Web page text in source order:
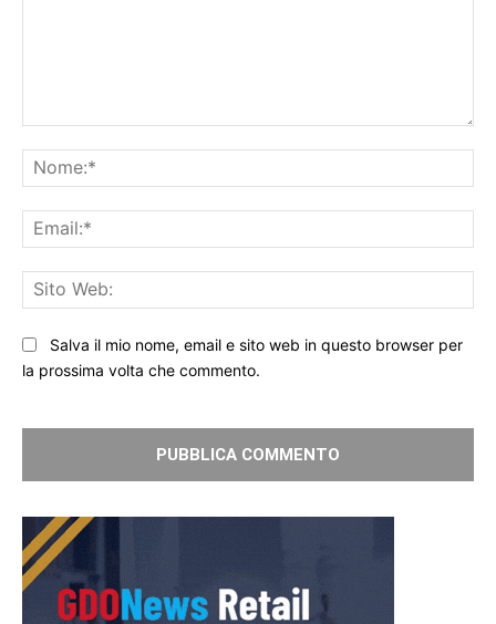
Salva il mio nome, email e sito web in questo browser per
la prossima volta che commento.